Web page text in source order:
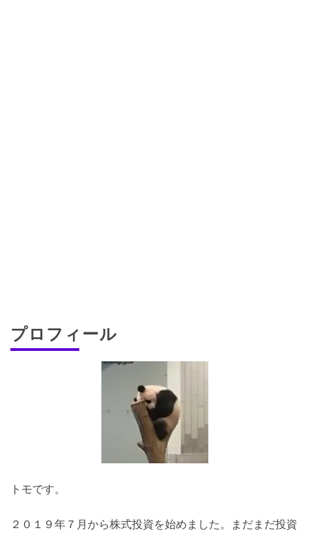
プロフィール
トモです。
２０１９年７月から株式投資を始めました。まだまだ投資